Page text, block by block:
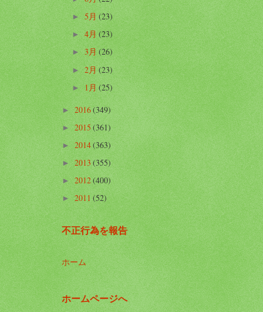
►5月(23)
►4月(23)
►3月(26)
►2月(23)
►1月(25)
►2016(349)
►2015(361)
►2014(363)
►2013(355)
►2012(400)
►2011(52)
不正行為を報告
ホーム
ホームページへ